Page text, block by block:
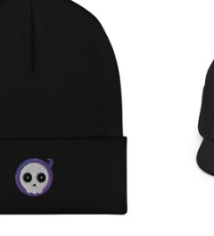
Ga naar winkelwagen
Aantal
Doorgaan met winkelen